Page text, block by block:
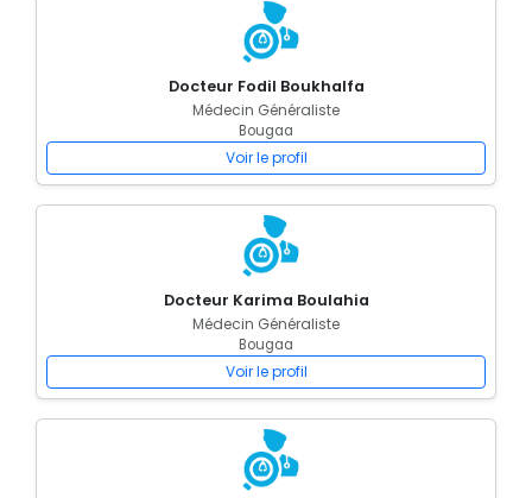
Docteur Fodil Boukhalfa
Médecin Généraliste
Bougaa
Voir le profil
Docteur Karima Boulahia
Médecin Généraliste
Bougaa
Voir le profil